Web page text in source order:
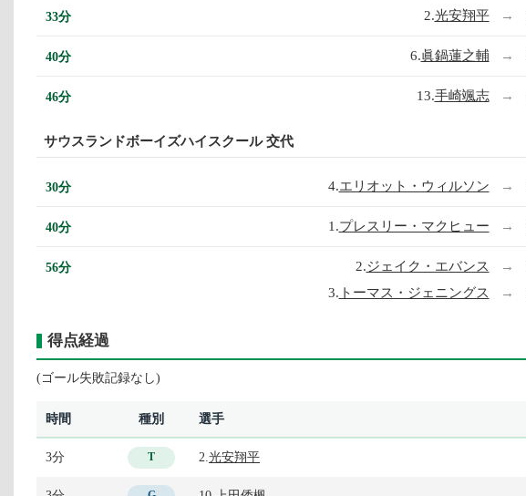
33分 2.光安翔平 →
40分 6.眞鍋蓮之輔 →
46分 13.手崎颯志 →
サウスランドボーイズハイスクール 交代
30分 4.エリオット・ウィルソン →
40分 1.プレスリー・マクヒュー →
56分 2.ジェイク・エバンス →
3. トーマス・ジェニングス →
得点経過
(ゴール失敗記録なし)
時間 種別 選手
3分 T 2. 光安翔平